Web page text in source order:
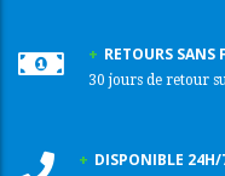
RETOURS SANS
30 jours de retour
DISPONIBLE 24H/